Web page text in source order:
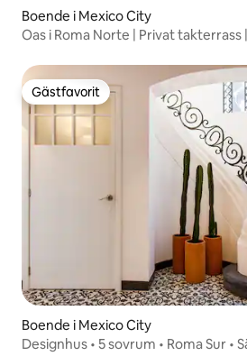
Boende i Mexico City
Oas i Roma Norte | Privat takterrass
Gästfavorit
Gästfavorit
Boende i Mexico City
Designhus • 5 sovrum • Roma Sur